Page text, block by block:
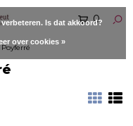
0
Is dat akkoord?
over cookies »